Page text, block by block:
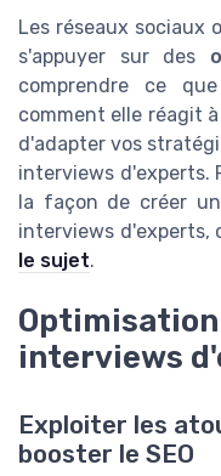
Les réseaux sociaux
s'appuyer sur des
comprendre ce
comment elle réagit
d'adapter vos
interviews d'experts.
la façon de créer
interviews d'experts,
le sujet.
Optimisation
interviews
Exploiter les
booster le SEO